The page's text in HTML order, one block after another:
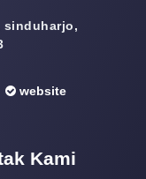
sinduharjo,
website
Kami